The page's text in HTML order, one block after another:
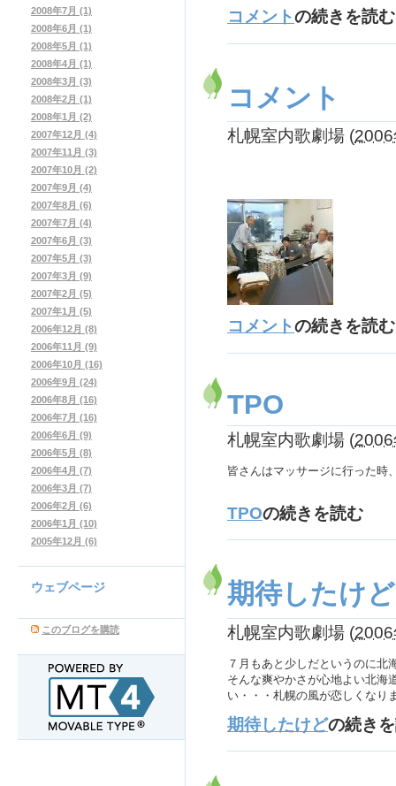
コメントの続きを読む
コメント
札幌室内歌劇場 (
コメントの続きを読む
TPO
札幌室内歌劇場 (
皆さんはマッサージに行った時
TPOの続きを読む
期待したけど
札幌室内歌劇場 (
７月もあと少しだというのに北
そんな爽やかさが心地よい北海
い・・・札幌の風が恋しくなり
期待したけどの続き
2008年7月 (1)
2008年6月 (1)
2008年5月 (1)
2008年4月 (1)
2008年3月 (3)
2008年2月 (1)
2008年1月 (2)
2007年12月 (4)
2007年11月 (3)
2007年10月 (2)
2007年9月 (4)
2007年8月 (6)
2007年7月 (4)
2007年6月 (3)
2007年5月 (3)
2007年3月 (9)
2007年2月 (5)
2007年1月 (5)
2006年12月 (8)
2006年11月 (9)
2006年10月 (16)
2006年9月 (24)
2006年8月 (16)
2006年7月 (16)
2006年6月 (9)
2006年5月 (8)
2006年4月 (7)
2006年3月 (7)
2006年2月 (6)
2006年1月 (10)
2005年12月 (6)
ウェブページ
このブログを購読